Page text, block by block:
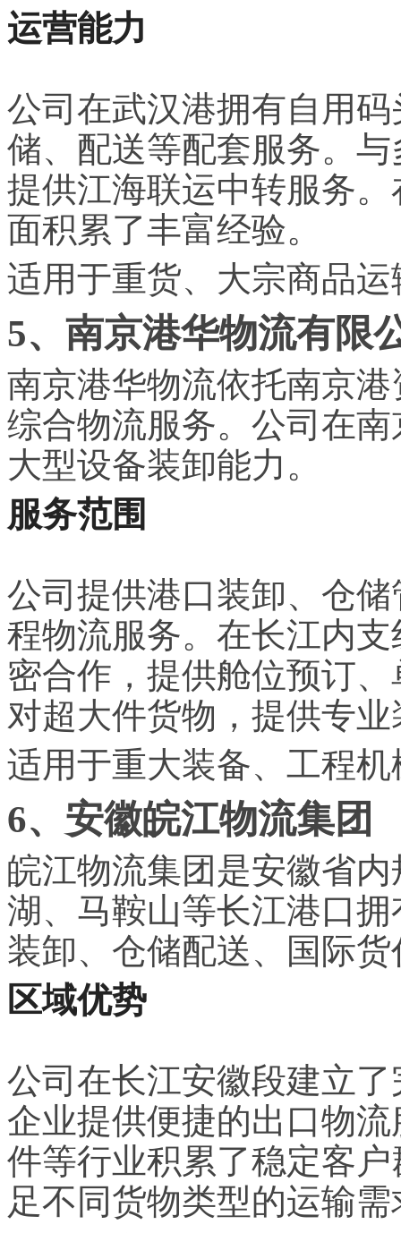
运营能力
公司在武汉港拥有自用
储、配送等配套服务。
提供江海联运中转服务
面积累了丰富经验。
适用于重货、大宗商品
5、南京港华物流有限
南京港华物流依托南京
综合物流服务。公司在
大型设备装卸能力。
服务范围
公司提供港口装卸、仓
程物流服务。在长江内
密合作，提供舱位预订
对超大件货物，提供专
适用于重大装备、工程
6、安徽皖江物流集团
皖江物流集团是安徽省
湖、马鞍山等长江港口
装卸、仓储配送、国际
区域优势
公司在长江安徽段建立
企业提供便捷的出口物
件等行业积累了稳定客
足不同货物类型的运输需